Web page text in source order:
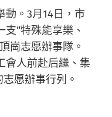
。3月14日，市
“特殊能享樂、
崗志愿辦事隊。
會人前赴后繼、集
愿辦事行列。